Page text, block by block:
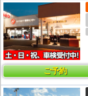
ご予約